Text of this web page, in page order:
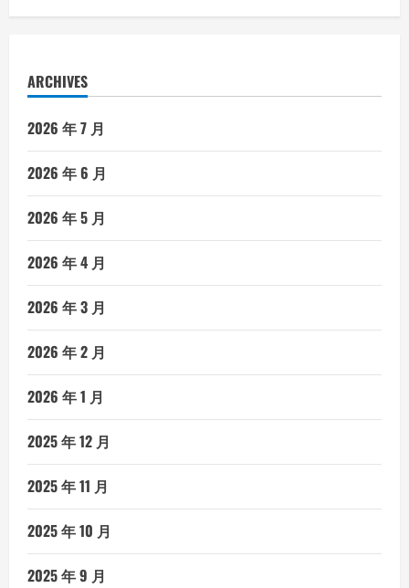
ARCHIVES
2026 年 7 月
2026 年 6 月
2026 年 5 月
2026 年 4 月
2026 年 3 月
2026 年 2 月
2026 年 1 月
2025 年 12 月
2025 年 11 月
2025 年 10 月
2025 年 9 月